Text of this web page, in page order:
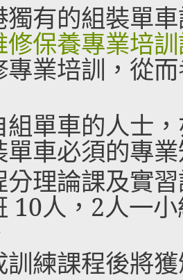
獨有的組裝單
修保養專業培
專業培訓，從
組單車的人士
單車必須的專
分理論課及實
10人，2人一
訓練課程後將